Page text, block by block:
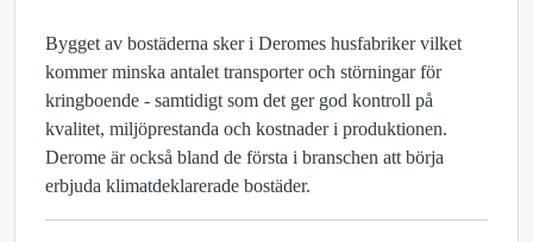
Bygget av bostäderna sker i Deromes husfabriker vilket
kommer minska antalet transporter och störningar för
kringboende - samtidigt som det ger god kontroll på
kvalitet, miljöprestanda och kostnader i produktionen.
Derome är också bland de första i branschen att börja
erbjuda klimatdeklarerade bostäder.